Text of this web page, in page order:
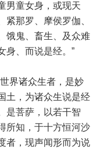
男童女身，或现天
那罗、摩侯罗伽、
饿鬼、畜生、及众难
身、而说是经。”
界诸众生者，是妙
土，为诸众生说是经
是菩萨，以若干智
所知，于十方恒河沙
者，现声闻形而为说